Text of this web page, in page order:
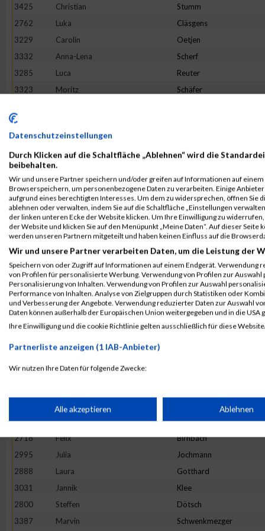
3425
Christian Stumm
2762
Luka Cläsgens
3229
Carolin Oetjen
3332
Anna-Lena Scherf
3285
Luca Reuter
3323
Moritz Schäfer
2850
3513
Petra
3256
Louis Pohle
3465
Maurice Voss
3392
Sonja Siebenborn
3270
Marike Reger
3149
Mario Martini
2656
Mischka Anastasini
3328
Fabian Scheel
2879
Eva Gleis
2897
Lara Grinzoff
2934
Claudius Helf
2676
Ellen
Sascha
3111
Kai Leibisch
2718
Felix Birnbach
2995
Julia Jochmann
2888
Laura Gotthard
3031
Jannik Klee
2800
Steffen Dötsch
3387
Marvin Schwenkmezger
Datenschutzeinstellungen
Durch Klicken auf die Schaltfläche „Ablehnen“ wird die
beibehalten.
Wir und unsere Partner speichern und/oder greifen auf Informationen auf einem
Browserspeichern, um personenbezogene Daten zu verarbeiten. Einige
aufgrund eines berechtigten Interesses. Um dem zu widersprechen, öffnen Sie
ablehnen oder verwalten, indem Sie auf die Schaltfläche „Einstellungen
der linken unteren Ecke der Website klicken. Um Ihre Einwilligung zu
der Website und klicken Sie auf den Menüpunkt „Meine Daten“. Auf dieser
werden unseren Partnern mitgeteilt und haben keinen Einfluss auf die
Wir und unsere Partner verarbeiten Daten, um die Leistung der
Speichern von oder Zugriff auf Informationen auf einem Endgerät. Verwendung
von Profilen für personalisierte Werbung. Verwendung von Profilen zur
Personalisierung von Inhalten. Verwendung von Profilen zur Auswahl
Performance von Inhalten. Analyse von Zielgruppen durch Statistiken oder
und Verbesserung der Angebote. Verwendung reduzierter Daten zur Auswahl
Daten können außerhalb der Europäischen Union weitergegeben und in die USA
Ihre Einwilligung und die cookie Richtlinie gelten ausschließlich für diese
Partnerliste anzeigen (1 IAB-Anbieter)
Wir nutzen Ihre Daten für folgende Zwecke:
Speichern von oder Zugriff auf Informationen auf einem
Verwendung reduzierter Daten zur Auswahl von Werbeanzeigen
Verwendung von Profilen zur Auswahl personalisierter Werbung
Alle akzeptieren Ablehnen